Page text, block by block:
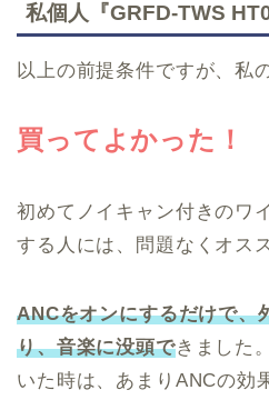
私個人『GRFD-TWS
以上の前提条件ですが、私
買ってよかった！
初めてノイキャン付きのワ
する人には、問題なくオス
ANCをオンにするだけで、
り、音楽に没頭できました
いた時は、あまりANCの効